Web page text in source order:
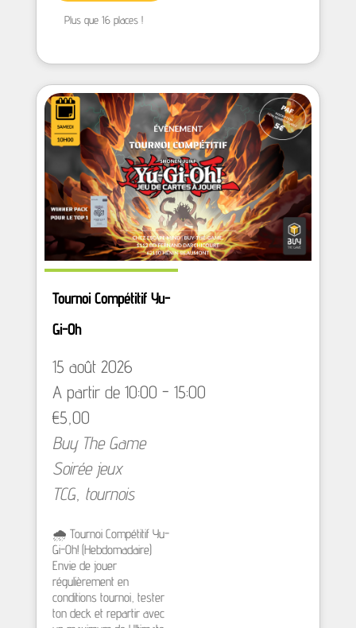
Plus que 16 places !
Tournoi Compétitif Yu-
Gi-Oh
15 août 2026
A partir de 10:00 - 15:00
€5,00
Buy The Game
Soirée jeux
TCG, tournois
🌧️ Tournoi Compétitif Yu-
Gi-Oh! (Hebdomadaire)
Envie de jouer
régulièrement en
conditions tournoi, tester
ton deck et repartir avec